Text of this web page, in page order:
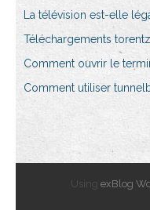
La télévision est-elle
Téléchargements torentz
Comment ouvrir le
Comment utiliser
Using exBlog